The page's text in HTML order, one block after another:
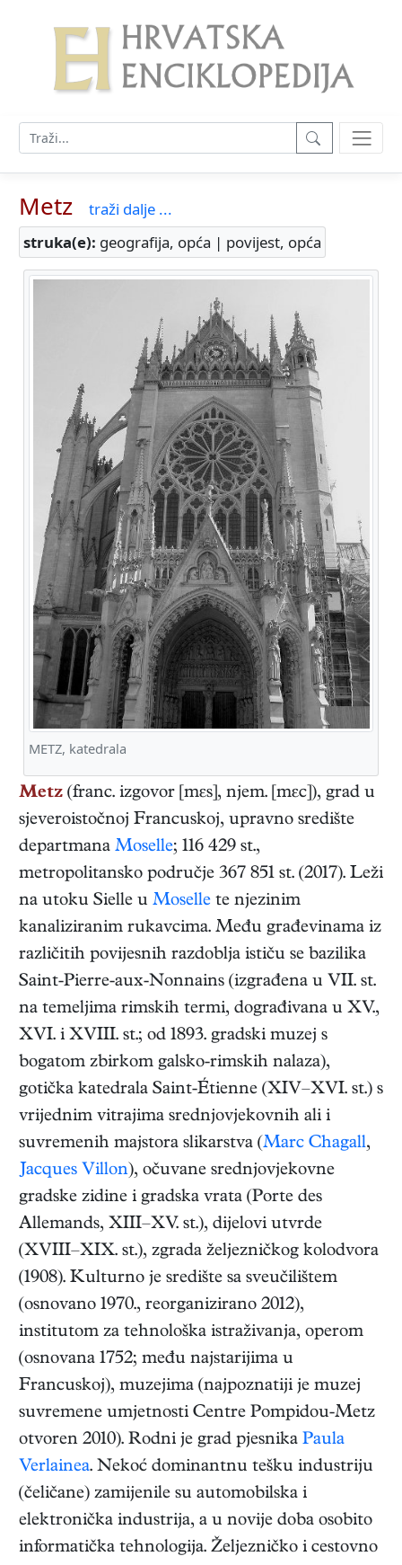
Metz
traži dalje ...
struka(e): geografija, opća | povijest, opća
METZ, katedrala
Metz (franc. izgovor [mεs], njem. [mεc]), grad u
sjeveroistočnoj Francuskoj, upravno središte
departmana Moselle; 116 429 st.,
metropolitansko područje 367 851 st. (2017). Leži
na utoku Sielle u Moselle te njezinim
kanaliziranim rukavcima. Među građevinama iz
različitih povijesnih razdoblja ističu se bazilika
Saint-Pierre-aux-Nonnains (izgrađena u VII. st.
na temeljima rimskih termi, dograđivana u XV.,
XVI. i XVIII. st.; od 1893. gradski muzej s
bogatom zbirkom galsko-rimskih nalaza),
gotička katedrala Saint-Étienne (XIV–XVI. st.) s
vrijednim vitrajima srednjovjekovnih ali i
suvremenih majstora slikarstva (Marc Chagall,
Jacques Villon), očuvane srednjovjekovne
gradske zidine i gradska vrata (Porte des
Allemands, XIII–XV. st.), dijelovi utvrde
(XVIII–XIX. st.), zgrada željezničkog kolodvora
(1908). Kulturno je središte sa sveučilištem
(osnovano 1970., reorganizirano 2012),
institutom za tehnološka istraživanja, operom
(osnovana 1752; među najstarijima u
Francuskoj), muzejima (najpoznatiji je muzej
suvremene umjetnosti Centre Pompidou-Metz
otvoren 2010). Rodni je grad pjesnika Paula
Verlainea. Nekoć dominantnu tešku industriju
(čeličane) zamijenile su automobilska i
elektronička industrija, a u novije doba osobito
informatička tehnologija. Željezničko i cestovno